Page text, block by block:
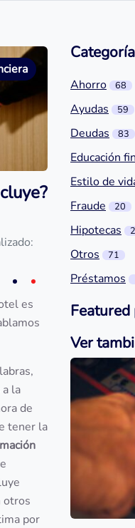
es
la
de
tener la
otros
por
Ahorro 68
Ayudas 59
Deudas 83
Educación
Estilo de
Fraude
20
Hipotecas
Otros 71
Préstamos
Featured
Ver